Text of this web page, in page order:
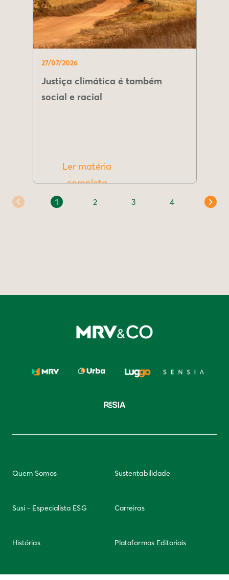
27/07/2026
Justiça climática é também
social e racial
Ler matéria
completa
1 2 3 4
Quem Somos Sustentabilidade
Susi - Especialista ESG Carreiras
Histórias Plataformas Editoriais
Newsletter Integridade